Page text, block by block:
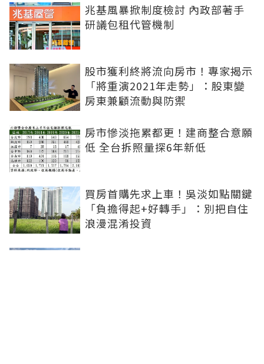
兆基風暴掀制度檢討 內政部著手
研議包租代管機制
股市獲利終將流向房市！專家揭示
「將重演2021年走勢」：股東變
房東兼顧流動與防禦
房市慘淡拖累都更！建商整合意願
低 全台拆照量探6年新低
買房首購先求上車！吳淡如點關鍵
「負擔得起+好轉手」：別把自住
浪漫混淆投資